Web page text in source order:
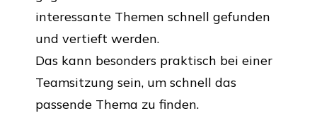
interessante Themen schnell gefunden
und vertieft werden.
Das kann besonders praktisch bei einer
Teamsitzung sein, um schnell das
passende Thema zu finden.